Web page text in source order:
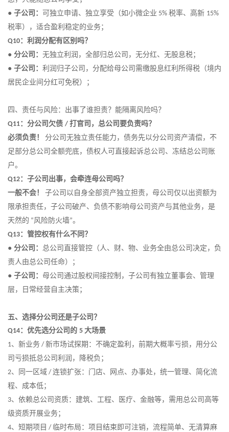
● 子公司： 可独立申请、独立享受（如小微企业 5% 税率、高新 15%
税率），适合盈利稳定的业务；
Q10：利润分配有区别吗？
● 分公司： 无独立利润，全部归总公司，无分红、无股息税；
● 子公司： 利润归子公司，分配给母公司需缴股息红利所得税（境内
居民企业间分红可免税）
；
四、责任与风险：出事了谁担责？能隔离风险吗？
Q11：分公司欠债 / 打官司，总公司要负责吗？
必须负责！
分公司无独立责任能力，债务先以分公司资产清偿，不
足部分总公司全额兜底，债权人可直接起诉总公司、冻结总公司账
户。
Q12：子公司出事，会牵连母公司吗？
一般不会！
子公司以自身全部资产独立担责，母公司仅以出资额为
限承担责任，子公司破产、负债不影响母公司资产与其他业务，是
天然的 “风险防火墙”。
Q13：管控权有什么不同？
● 分公司： 总公司直接管控（人、财、物、业务全由总公司决定，负
责人由总公司任命）
；
● 子公司： 母公司通过股权间接控制，子公司有独立董事会、管理
层，日常经营自主决策 ；
五、选择分公司还是子公司？
Q14：优先选分公司的 5 大场景
1、 新业务 / 新市场试探期：不确定盈利，前期大概率亏损，用分公
司亏损抵总公司利润，降税负 ；
2、 同一区域 / 连锁扩张：门店、网点、办事处，统一管理、简化流
程、成本低；
3、 依赖总公司资质：建筑、工程、医疗、金融等，需用总公司高等
级资质开展业务；
4、 短期项目 / 临时布局：项目结束即可注销，流程简单、无清算麻